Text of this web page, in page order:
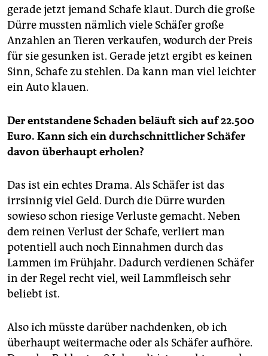
gerade jetzt jemand Schafe klaut. Durch die große
Dürre mussten nämlich viele Schäfer große
Anzahlen an Tieren verkaufen, wodurch der Preis
für sie gesunken ist. Gerade jetzt ergibt es keinen
Sinn, Schafe zu stehlen. Da kann man viel leichter
ein Auto klauen.
Der entstandene Schaden beläuft sich auf 22.500
Euro. Kann sich ein durchschnittlicher Schäfer
davon überhaupt erholen?
Das ist ein echtes Drama. Als Schäfer ist das
irrsinnig viel Geld. Durch die Dürre wurden
sowieso schon riesige Verluste gemacht. Neben
dem reinen Verlust der Schafe, verliert man
potentiell auch noch Einnahmen durch das
Lammen im Frühjahr. Dadurch verdienen Schäfer
in der Regel recht viel, weil Lammfleisch sehr
beliebt ist.
Also ich müsste darüber nachdenken, ob ich
überhaupt weitermache oder als Schäfer aufhöre.